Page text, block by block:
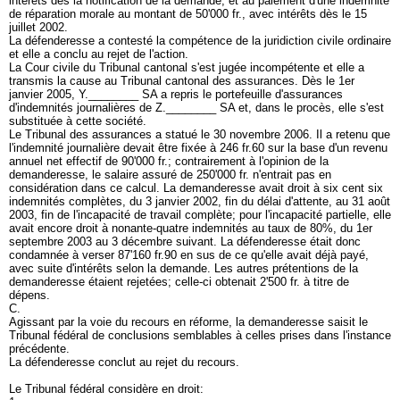
de réparation morale au montant de 50'000 fr., avec intérêts dès le 15
juillet 2002.
La défenderesse a contesté la compétence de la juridiction civile ordinaire
et elle a conclu au rejet de l'action.
La Cour civile du Tribunal cantonal s'est jugée incompétente et elle a
transmis la cause au Tribunal cantonal des assurances. Dès le 1er
janvier 2005, Y.________ SA a repris le portefeuille d'assurances
d'indemnités journalières de Z.________ SA et, dans le procès, elle s'est
substituée à cette société.
Le Tribunal des assurances a statué le 30 novembre 2006. Il a retenu que
l'indemnité journalière devait être fixée à 246 fr.60 sur la base d'un revenu
annuel net effectif de 90'000 fr.; contrairement à l'opinion de la
demanderesse, le salaire assuré de 250'000 fr. n'entrait pas en
considération dans ce calcul. La demanderesse avait droit à six cent six
indemnités complètes, du 3 janvier 2002, fin du délai d'attente, au 31 août
2003, fin de l'incapacité de travail complète; pour l'incapacité partielle, elle
avait encore droit à nonante-quatre indemnités au taux de 80%, du 1er
septembre 2003 au 3 décembre suivant. La défenderesse était donc
condamnée à verser 87'160 fr.90 en sus de ce qu'elle avait déjà payé,
avec suite d'intérêts selon la demande. Les autres prétentions de la
demanderesse étaient rejetées; celle-ci obtenait 2'500 fr. à titre de
dépens.
C.
Agissant par la voie du recours en réforme, la demanderesse saisit le
Tribunal fédéral de conclusions semblables à celles prises dans l'instance
précédente.
La défenderesse conclut au rejet du recours.
Le Tribunal fédéral considère en droit: